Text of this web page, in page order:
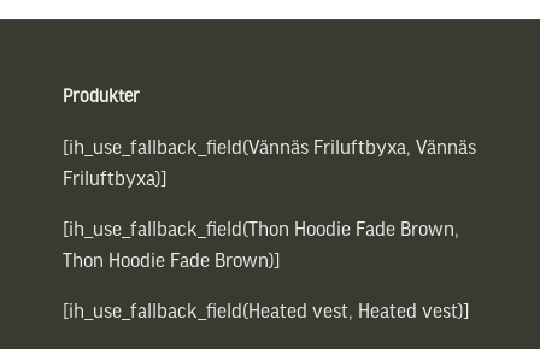
Produkter
[ih_use_fallback_field(Vännäs Friluftbyxa, Vännäs
Friluftbyxa)]
[ih_use_fallback_field(Thon Hoodie Fade Brown,
Thon Hoodie Fade Brown)]
[ih_use_fallback_field(Heated vest, Heated vest)]